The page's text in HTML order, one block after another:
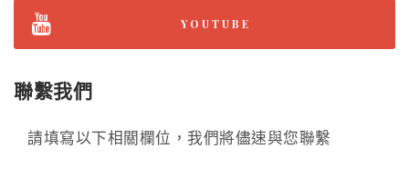
YOUTUBE
聯繫我們
請填寫以下相關欄位，我們將儘速與您聯繫